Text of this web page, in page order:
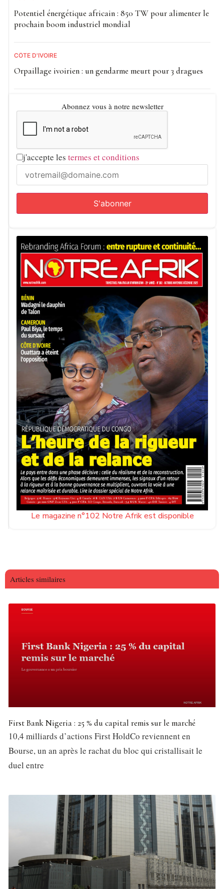
Potentiel énergétique africain : 850 TW pour alimenter le
prochain boom industriel mondial
CÔTE D'IVOIRE
Orpaillage ivoirien : un gendarme meurt pour 3 dragues
Abonnez vous à notre newsletter
j'accepte les termes et conditions
Le magazine n°102 Notre Afrik est disponible
Articles similaires
First Bank Nigeria : 25 % du capital remis sur le marché
10,4 milliards d’actions First HoldCo reviennent en
Bourse, un an après le rachat du bloc qui cristallisait le
duel entre